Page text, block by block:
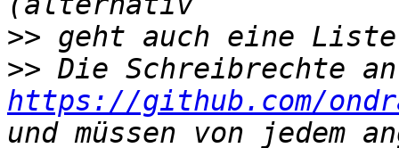
>>
>>
https://github.com/